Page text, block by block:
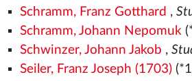
Schramm, Franz Gotthard ,
Schramm, Johann Nepomuk
Schwinzer, Johann Jakob ,
Seiler, Franz Joseph (1703)